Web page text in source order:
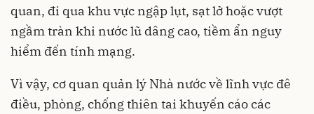
quan, đi qua khu vực ngập lụt, sạt lở hoặc vượt
ngầm tràn khi nước lũ dâng cao, tiềm ẩn nguy
hiểm đến tính mạng.
Vì vậy, cơ quan quản lý Nhà nước về lĩnh vực đê
điều, phòng, chống thiên tai khuyến cáo các